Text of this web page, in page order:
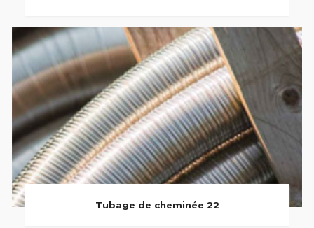
Tubage de cheminée 22